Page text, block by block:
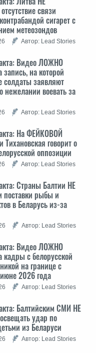
связи
сигарет с
метеозондов
Автор: Lead Stories
Видео ЛОЖНО
на которой
солдаты заявляют
нежелании воевать за
Автор: Lead Stories
На ФЕЙКОВОЙ
Тихановская говорит о
оппозиции
Автор: Lead Stories
Cтраны Балтии НЕ
поставки рыбы и
в Беларусь из-за
Автор: Lead Stories
Видео ЛОЖНО
кадры с белорусской
на границе с
2026 года
Автор: Lead Stories
Балтийским СМИ НЕ
удар по
из Беларуси
Автор: Lead Stories